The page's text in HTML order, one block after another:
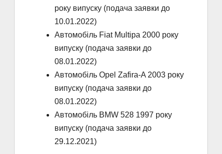
року випуску (подача заявки до
10.01.2022)
Автомобіль Fiat Multipa 2000 року
випуску (подача заявки до
08.01.2022)
Автомобіль Opel Zafira-A 2003 року
випуску (подача заявки до
08.01.2022)
Автомобіль BMW 528 1997 року
випуску (подача заявки до
29.12.2021)